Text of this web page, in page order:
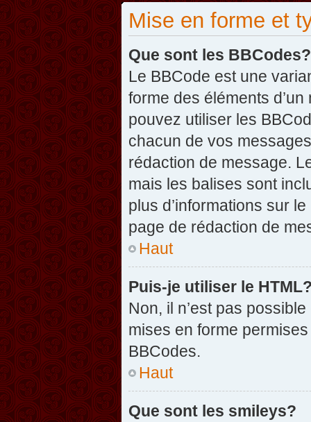
Mise en forme et
Que sont les BBCodes?
Le BBCode est une
forme des éléments
pouvez utiliser les
chacun de vos
rédaction de message.
mais les balises sont
plus d’informations sur
page de rédaction de
Haut
Puis-je utiliser le
Non, il n’est pas
mises en forme
BBCodes.
Haut
Que sont les smileys?